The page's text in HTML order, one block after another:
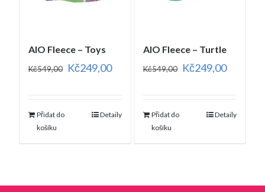
AIO Fleece – Toys
Kč549,00 Kč249,00
Přidat do
košíku
Detaily
AIO Fleece – Turtle
Kč549,00 Kč249,00
Přidat do
košíku
Detaily